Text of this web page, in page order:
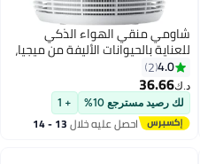
شاومي منقي الهواء الذكي
للعناية بالحيوانات الأليفة من ميجيا،
230 م³/ساعة CADR، يغطي غرف
للحيوانات الأليفة، إزالة الروائح
والمواد المسببة للحساسية بفعالية
متعددة، تطبيق ذكي وتحكم صوتي،
4.0
2
د.ك‏36.66
لك رصيد مسترجع 10% + 1
احصل عليه خلال 13 - 14